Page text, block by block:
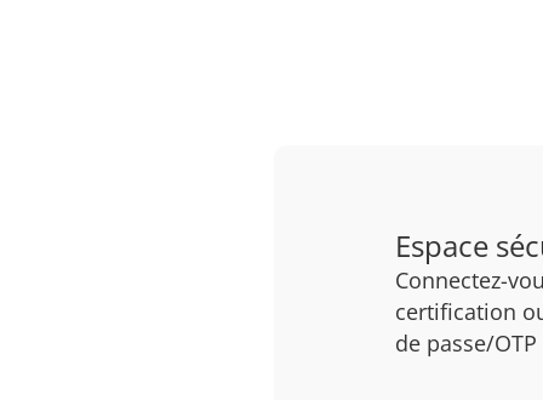
Espace
Connectez-
certification
de passe/OTP